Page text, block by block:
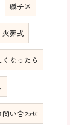
磯子区
火葬式
くなったら
問い合わせ